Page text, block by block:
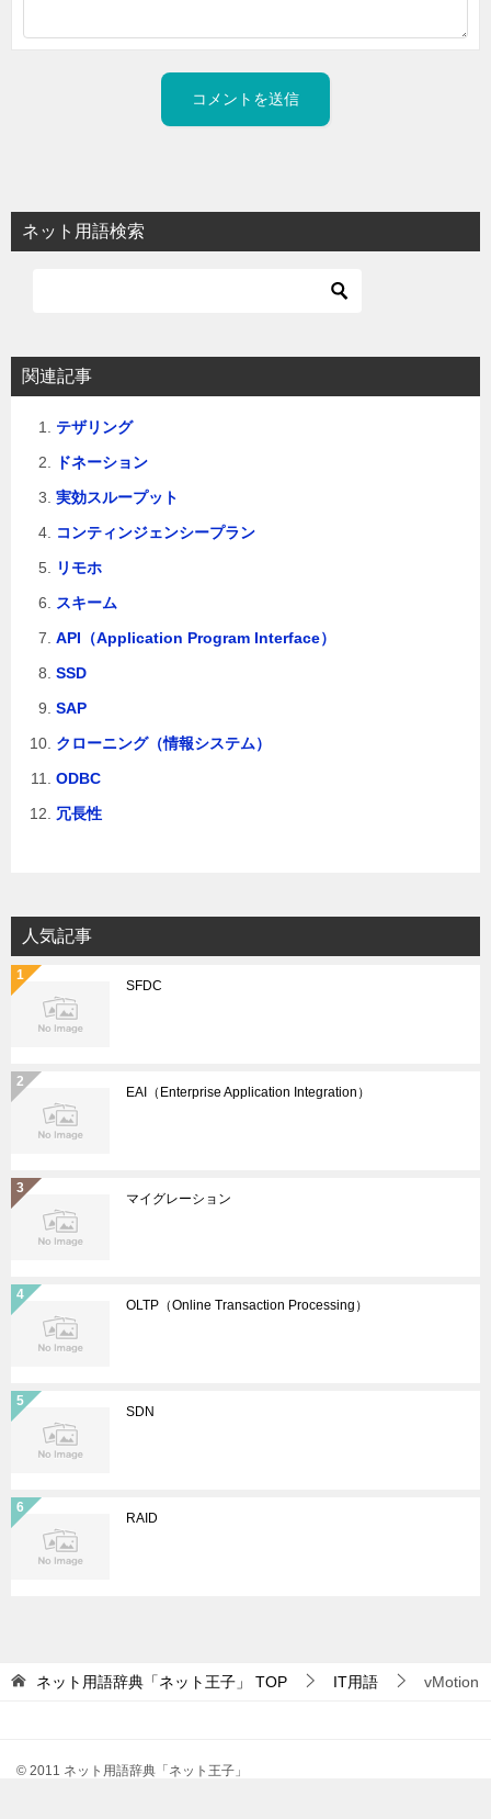
ネット用語検索
関連記事
テザリング
ドネーション
実効スループット
コンティンジェンシープラン
リモホ
スキーム
API（Application Program Interface）
SSD
SAP
クローニング（情報システム）
ODBC
冗長性
人気記事
SFDC
EAI（Enterprise Application Integration）
マイグレーション
OLTP（Online Transaction Processing）
SDN
RAID
ネット用語辞典「ネット王子」 TOP IT用語 vMotion
© 2011 ネット用語辞典「ネット王子」